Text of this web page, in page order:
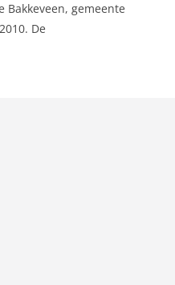
Bakkeveen, gemeente
De